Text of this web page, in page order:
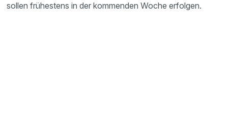
sollen frühestens in der kommenden Woche erfolgen.